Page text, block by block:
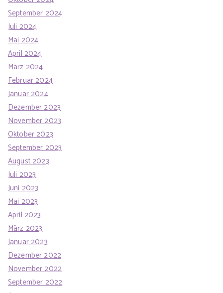
September 2024
Juli 2024
Mai 2024
April 2024
März 2024
Februar 2024
Januar 2024
Dezember 2023
November 2023
Oktober 2023
September 2023
August 2023
Juli 2023
Juni 2023
Mai 2023
April 2023
März 2023
Januar 2023
Dezember 2022
November 2022
September 2022